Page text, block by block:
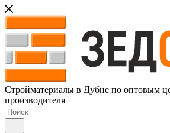
Стройматериалы в Дубне по оптовым
производителя